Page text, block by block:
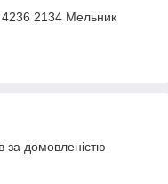
2134 Мельник
за домовленістю